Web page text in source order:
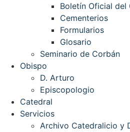
Boletín Oficial del
Cementerios
Formularios
Glosario
Seminario de Corbán
Obispo
D. Arturo
Episcopologio
Catedral
Servicios
Archivo Catedralicio y